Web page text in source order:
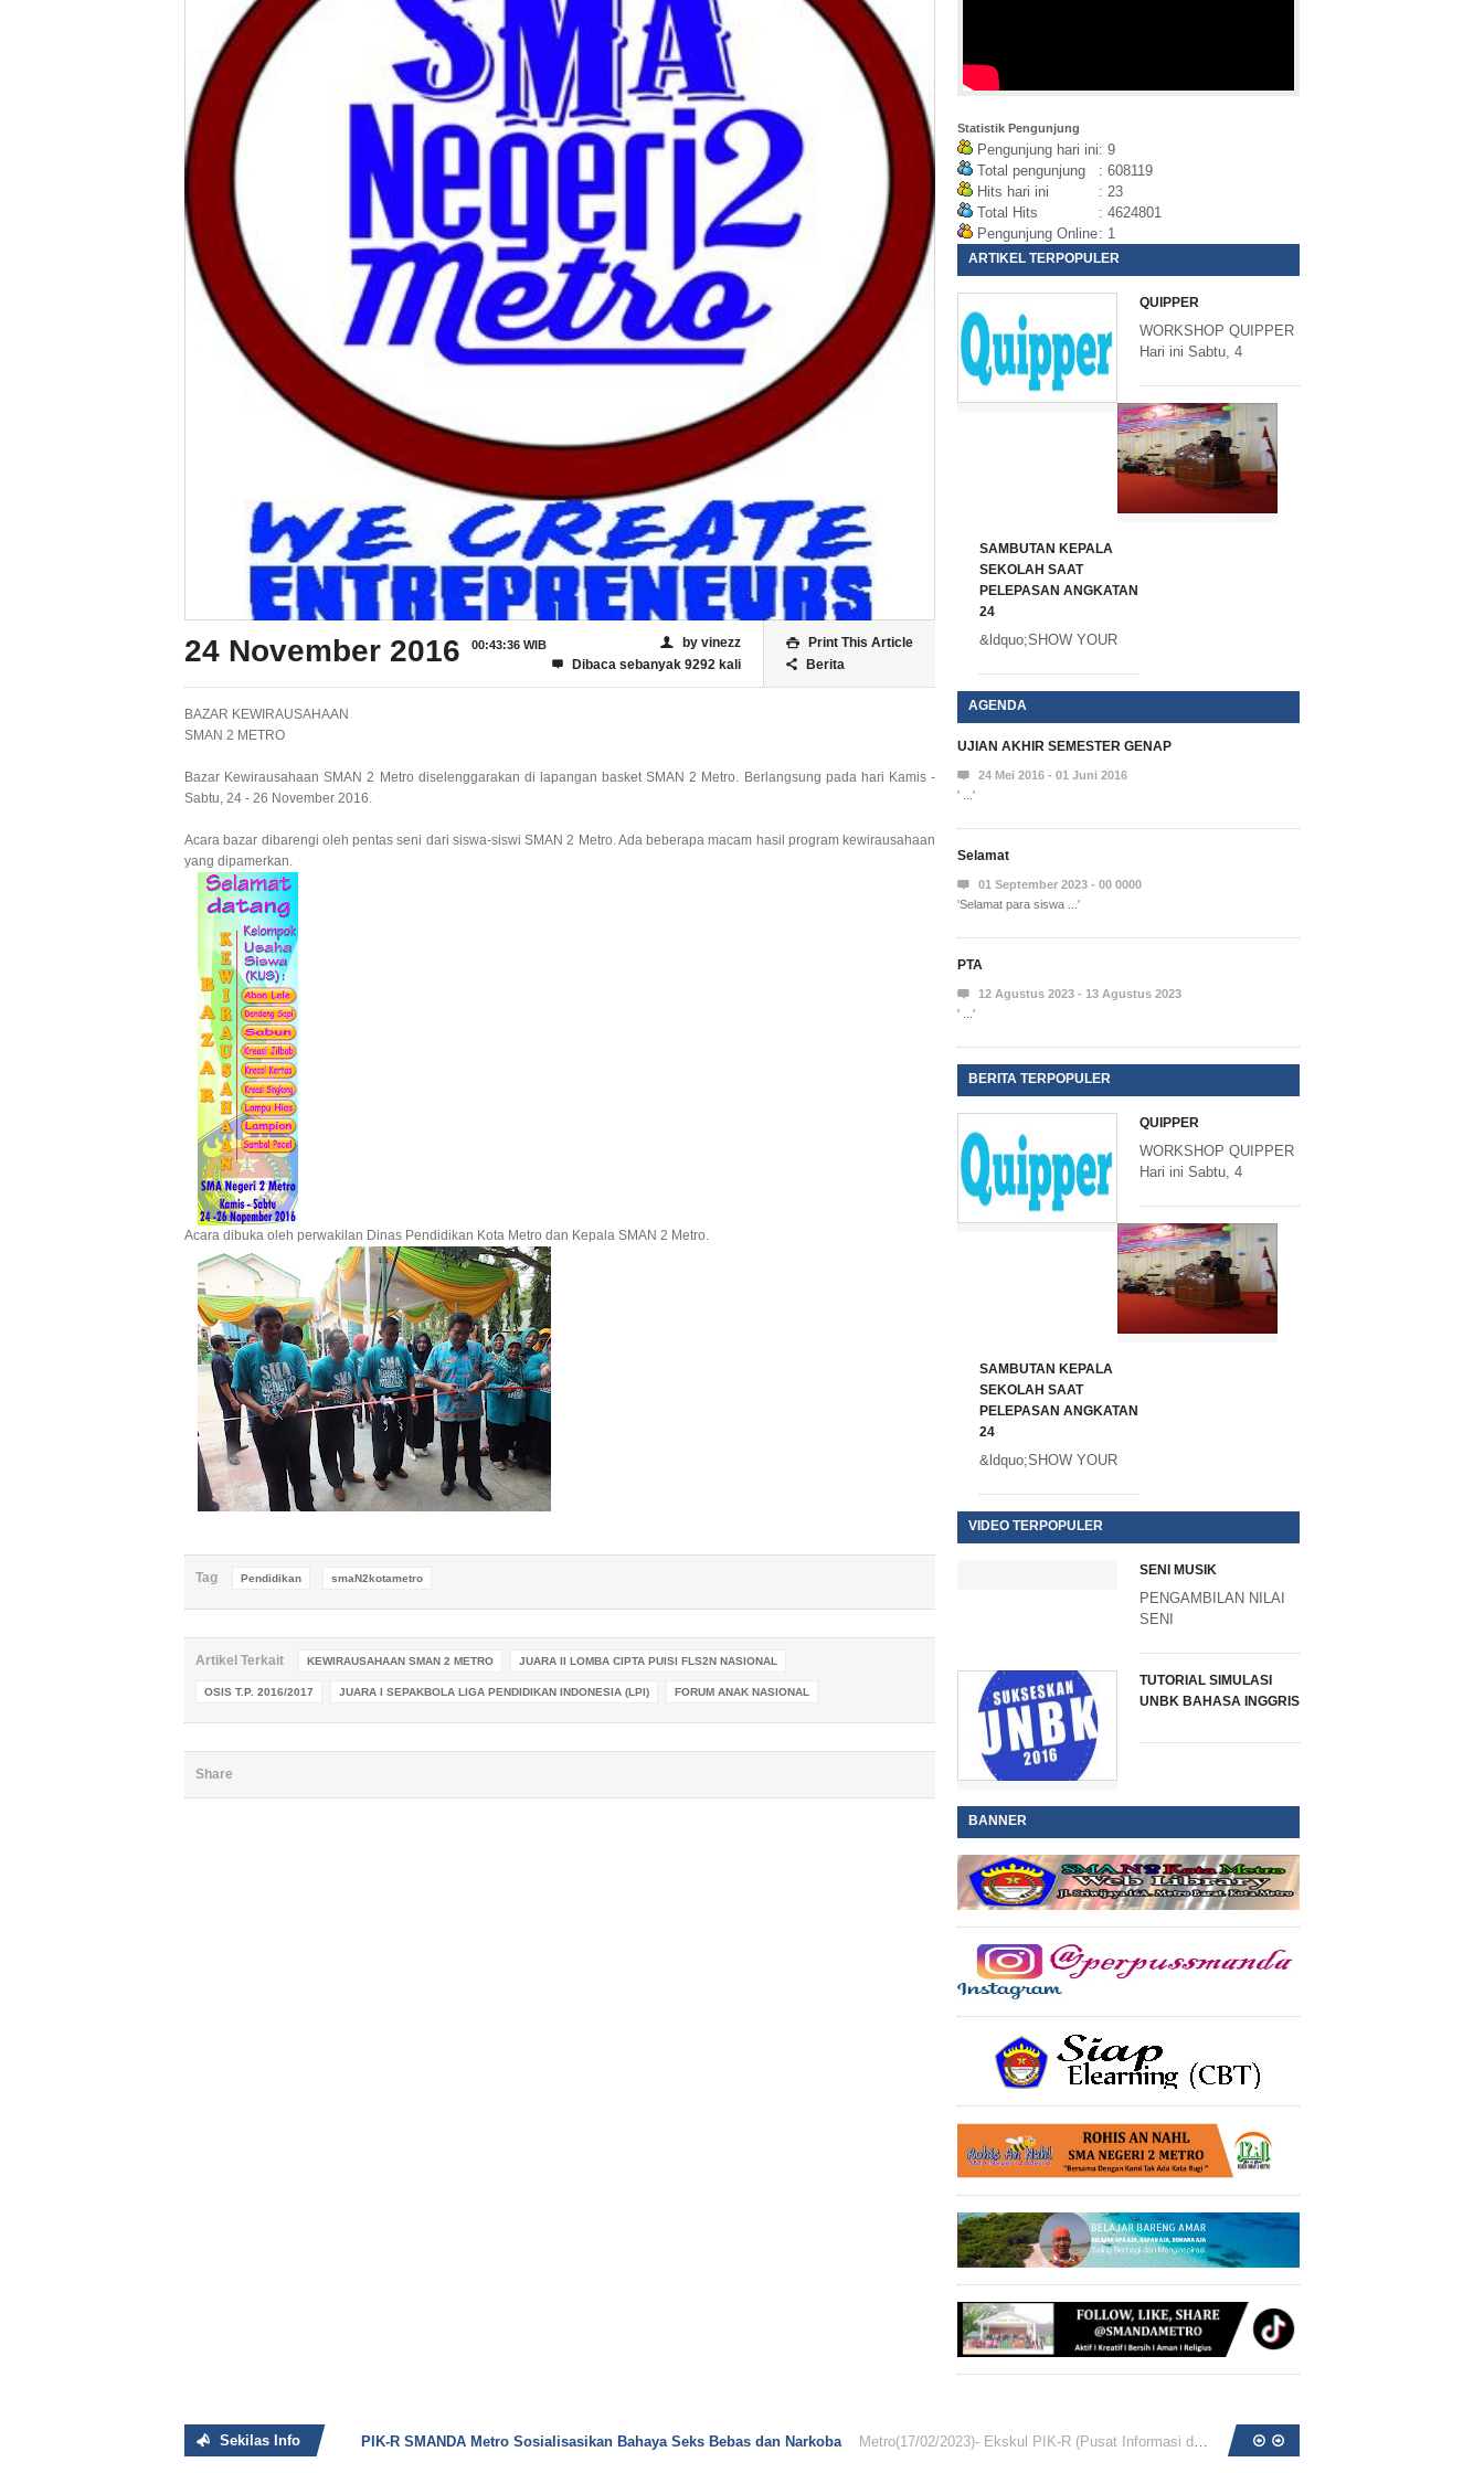
24 November 2016 00:43:36 WIB  Print This Article
 Berita
👤 by vinezz
 Dibaca sebanyak 9292 kali
BAZAR KEWIRAUSAHAAN
SMAN 2 METRO
Bazar Kewirausahaan SMAN 2 Metro diselenggarakan di lapangan basket SMAN 2 Metro. Berlangsung pada hari Kamis -
Sabtu, 24 - 26 November 2016.
Acara bazar dibarengi oleh pentas seni dari siswa-siswi SMAN 2 Metro. Ada beberapa macam hasil program kewirausahaan
yang dipamerkan.
Acara dibuka oleh perwakilan Dinas Pendidikan Kota Metro dan Kepala SMAN 2 Metro.
Tag Pendidikan smaN2kotametro
Artikel Terkait KEWIRAUSAHAAN SMAN 2 METRO JUARA II LOMBA CIPTA PUISI FLS2N NASIONAL
OSIS T.P. 2016/2017 JUARA I SEPAKBOLA LIGA PENDIDIKAN INDONESIA (LPI) FORUM ANAK NASIONAL
Share
Statistik Pengunjung
Pengunjung hari ini: 9
Total pengunjung
: 608119
Hits hari ini
: 23
Total Hits
: 4624801
Pengunjung Online: 1
ARTIKEL TERPOPULER
QUIPPER
WORKSHOP QUIPPER
Hari ini Sabtu, 4
SAMBUTAN KEPALA
SEKOLAH SAAT
PELEPASAN ANGKATAN
24
&ldquo;SHOW YOUR
AGENDA
UJIAN AKHIR SEMESTER GENAP

24 Mei 2016 - 01 Juni 2016
' ...'
Selamat

01 September 2023 - 00 0000
'Selamat para siswa ...'
PTA

12 Agustus 2023 - 13 Agustus 2023
' ...'
BERITA TERPOPULER
QUIPPER
WORKSHOP QUIPPER
Hari ini Sabtu, 4
SAMBUTAN KEPALA
SEKOLAH SAAT
PELEPASAN ANGKATAN
24
&ldquo;SHOW YOUR
VIDEO TERPOPULER
SENI MUSIK
PENGAMBILAN NILAI
SENI
TUTORIAL SIMULASI
UNBK BAHASA INGGRIS
BANNER
Sekilas Info PIK-R SMANDA Metro Sosialisasikan Bahaya Seks Bebas dan Narkoba Metro(17/02/2023)- Ekskul PIK-R (Pusat Informasi dan Konseling Remaja) SMA Negeri 2 Metro ...